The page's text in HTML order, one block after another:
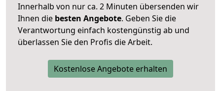
Innerhalb von nur ca. 2 Minuten übersenden wir
Ihnen die besten Angebote. Geben Sie die
Verantwortung einfach kostengünstig ab und
überlassen Sie den Profis die Arbeit.
Kostenlose Angebote erhalten